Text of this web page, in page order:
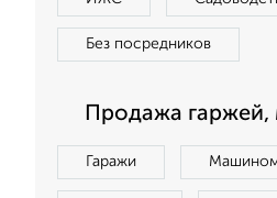
Без посредников
Продажа гаржей,
Гаражи